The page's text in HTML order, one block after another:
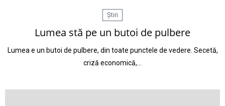
Știri
Lumea stă pe un butoi de pulbere
Lumea e un butoi de pulbere, din toate punctele de vedere. Secetă,
criză economică,…